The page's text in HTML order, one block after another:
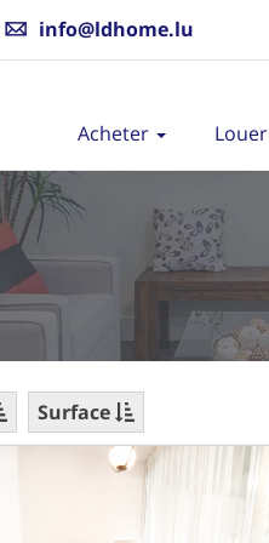
info@ldhome.lu
Acheter Louer
Surface